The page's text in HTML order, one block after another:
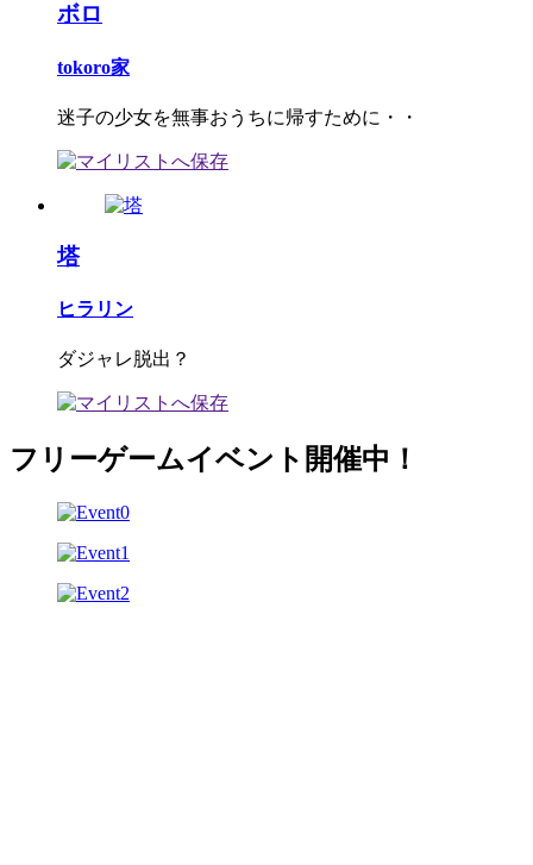
ボロ
tokoro家
迷子の少女を無事おうちに帰すために・・
塔
ヒラリン
ダジャレ脱出？
フリーゲームイベント開催中！